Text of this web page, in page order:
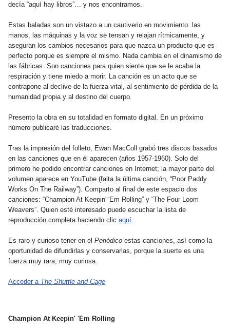
decía “aquí hay libros”… y nos encontramos.
Estas baladas son un vistazo a un cautiverio en movimiento: las
manos, las máquinas y la voz se tensan y relajan rítmicamente, y
aseguran los cambios necesarios para que nazca un producto que es
perfecto porque es siempre el mismo. Nada cambia en el dinamismo de
las fábricas. Son canciones para quien siente que se le acaba la
respiración y tiene miedo a morir. La canción es un acto que se
contrapone al declive de la fuerza vital, al sentimiento de pérdida de la
humanidad propia y al destino del cuerpo.
Presento la obra en su totalidad en formato digital. En un próximo
número publicaré las traducciones.
Tras la impresión del folleto, Ewan MacColl grabó tres discos basados
en las canciones que en él aparecen (años 1957-1960). Solo del
primero he podido encontrar canciones en Internet; la mayor parte del
volumen aparece en YouTube (falta la última canción, “Poor Paddy
Works On The Railway”). Comparto al final de este espacio dos
canciones: “Champion At Keepin' 'Em Rolling” y “The Four Loom
Weavers”. Quien esté interesado puede escuchar la lista de
reproducción completa haciendo clic aquí.
Es raro y curioso tener en el Periódico estas canciones, así como la
oportunidad de difundirlas y conservarlas, porque la suerte es una
fuerza muy rara, muy curiosa.
Acceder a The Shuttle and Cage
Champion At Keepin' 'Em Rolling